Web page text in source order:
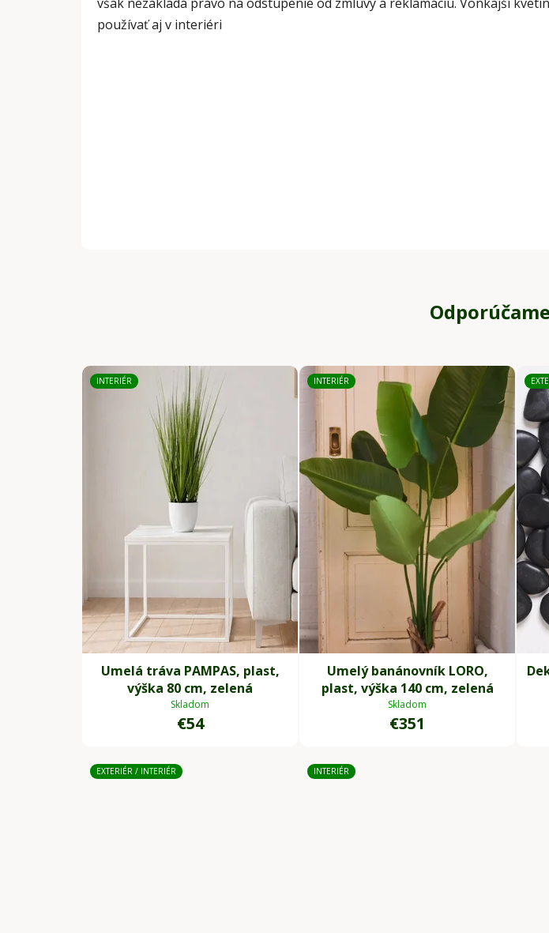
používať aj v interiéri
INTERIÉR
Umelá tráva PAMPAS, plast,
výška 80 cm, zelená
Skladom
€54
INTERIÉR
Umelý banánovník LORO,
plast, výška 140 cm, zelená
Skladom
€351
EXTERIÉR / INTERIÉR INTERIÉR